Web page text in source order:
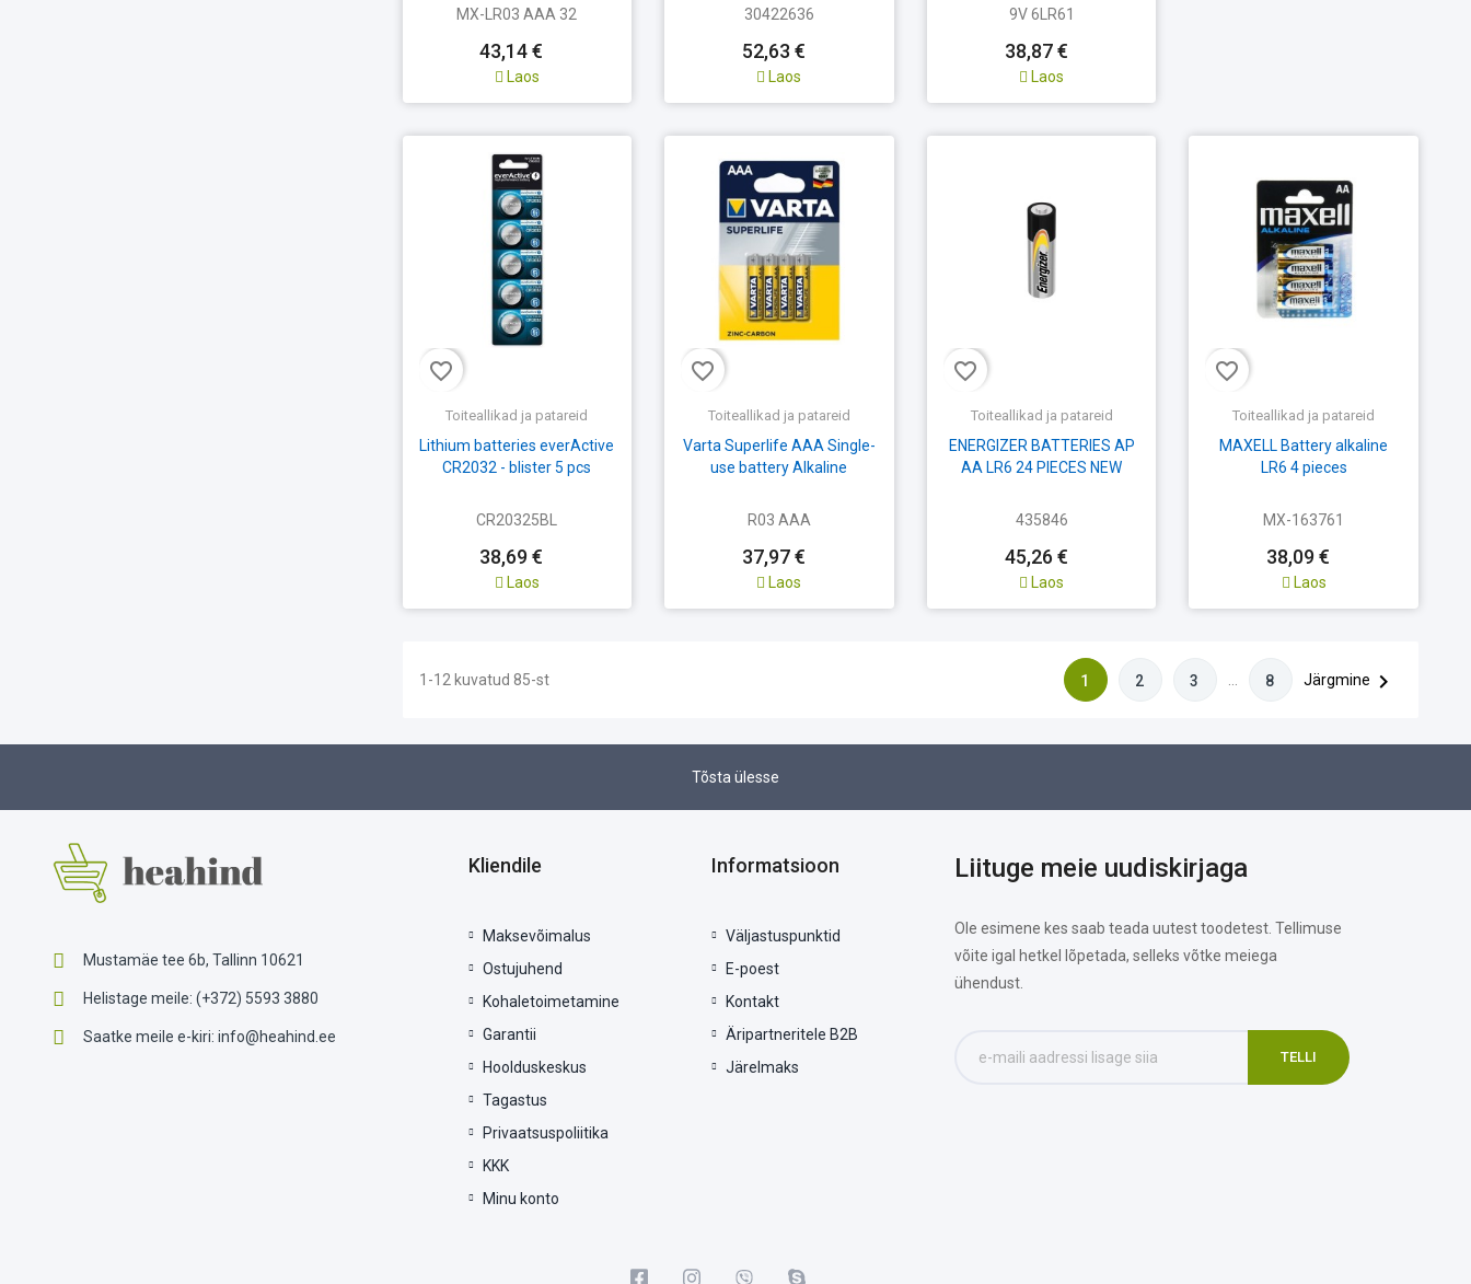
MX-LR03 AAA 32
43,14 €
Laos
30422636
52,63 €
Laos
9V 6LR61
38,87 €
Laos
favorite_border
Toiteallikad ja patareid
Lithium batteries everActive
CR2032 - blister 5 pcs
CR20325BL
38,69 €
Laos
favorite_border
Toiteallikad ja patareid
Varta Superlife AAA Single-
use battery Alkaline
R03 AAA
37,97 €
Laos
favorite_border
Toiteallikad ja patareid
ENERGIZER BATTERIES AP
AA LR6 24 PIECES NEW
435846
45,26 €
Laos
favorite_border
Toiteallikad ja patareid
MAXELL Battery alkaline
LR6 4 pieces
MX-163761
38,09 €
Laos
1-12 kuvatud 85-st 1 2 3 … 8 Järgmine 
Tõsta ülesse
Mustamäe tee 6b, Tallinn 10621
Helistage meile: (+372) 5593 3880
Saatke meile e-kiri: info@heahind.ee
Kliendile
Maksevõimalus
Ostujuhend
Kohaletoimetamine
Garantii
Hoolduskeskus
Tagastus
Privaatsuspoliitika
KKK
Minu konto
Informatsioon
Väljastuspunktid
E-poest
Kontakt
Äripartneritele B2B
Järelmaks
Liituge meie uudiskirjaga
Ole esimene kes saab teada uutest toodetest. Tellimuse
võite igal hetkel lõpetada, selleks võtke meiega
ühendust.